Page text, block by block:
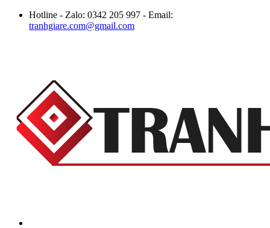
Hotline - Zalo: 0342 205 997 - Email:
tranhgiare.com@gmail.com